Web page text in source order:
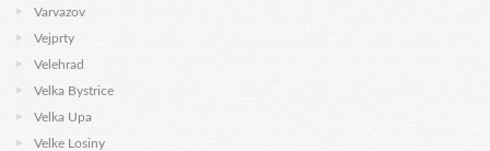
Varvazov
Vejprty
Velehrad
Velka Bystrice
Velka Upa
Velke Losiny